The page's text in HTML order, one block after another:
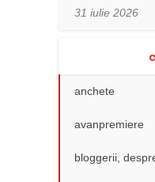
31 iulie 2026
anchete
avanpremiere
bloggerii,